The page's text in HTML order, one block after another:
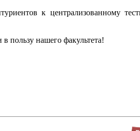
к централизованному
пользу нашего факультета!